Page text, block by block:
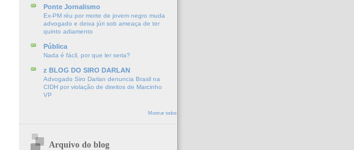
Ponte Jornalismo
Ex-PM réu por morte de jovem negro muda
advogado e deixa júri sob ameaça de ter
quinto adiamento
Pública
Nada é fácil, por que ler seria?
z BLOG DO SIRO DARLAN
Advogado Siro Darlan denuncia Brasil na
CIDH por violação de direitos de Marcinho
VP
Mostrar todos
Arquivo do blog